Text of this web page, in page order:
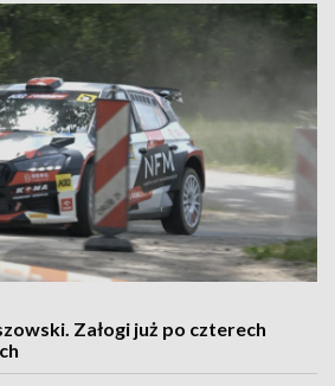
Załogi już po czterech